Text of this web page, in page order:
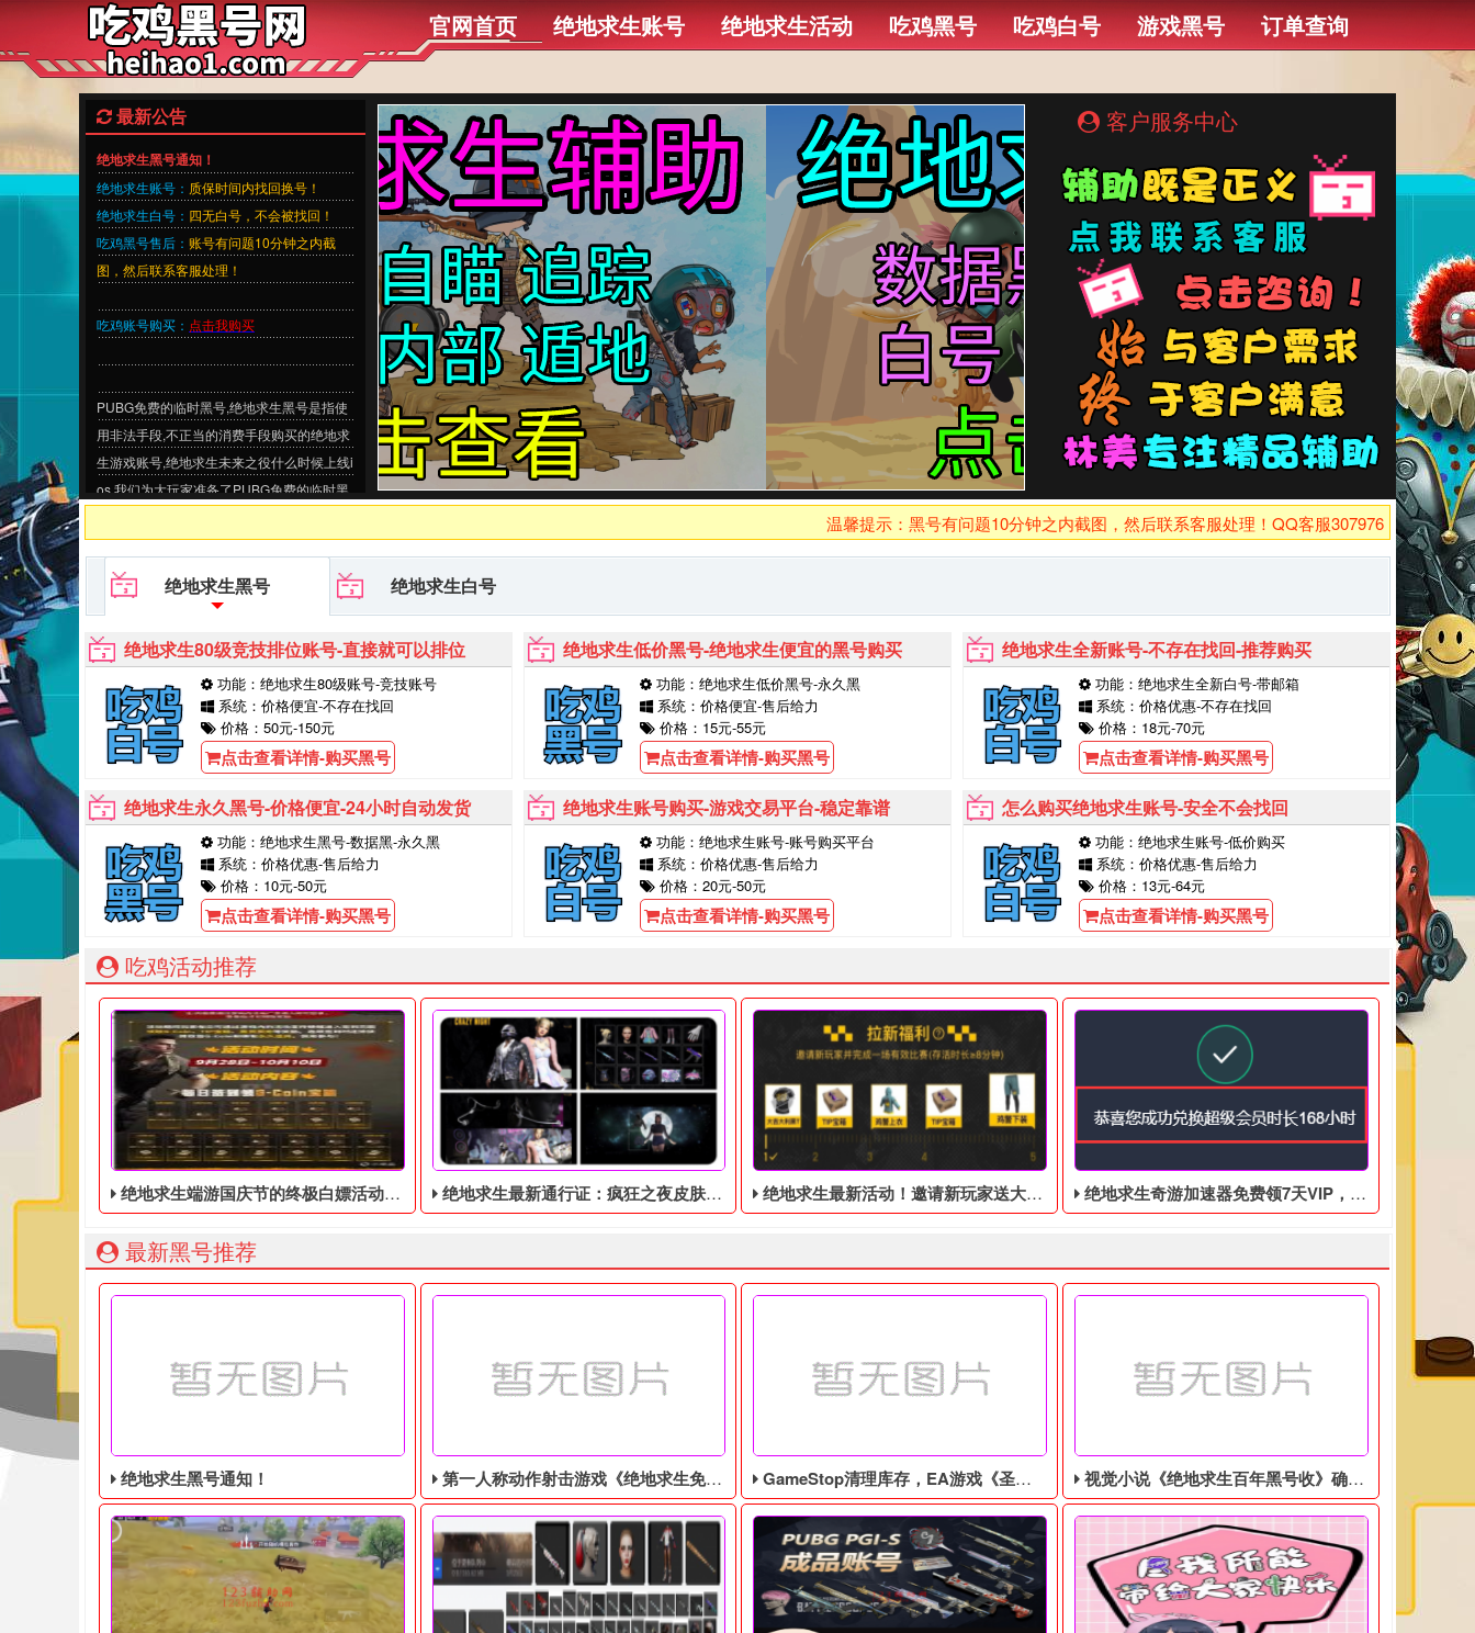
官网首页 绝地求生账号 绝地求生活动 吃鸡黑号 吃鸡白号 游戏黑号 订单查询
最新公告
绝地求生黑号通知！
绝地求生账号： 质保时间内找回换号！
绝地求生白号： 四无白号，不会被找回！
吃鸡黑号售后： 账号有问题10分钟之内截
图，然后联系客服处理！
吃鸡账号购买： 点击我购买
PUBG免费的临时黑号,绝地求生黑号是指使
用非法手段,不正当的消费手段购买的绝地求
生游戏账号,绝地求生未来之役什么时候上线i
os,我们为大玩家准备了PUBG免费的临时黑
客户服务中心
温馨提示：黑号有问题10分钟之内截图，然后联系客服处理！QQ客服3079762926！
绝地求生黑号 绝地求生白号
绝地求生80级竞技排位账号-直接就可以排位
功能：绝地求生80级账号-竞技账号
系统：价格便宜-不存在找回
价格：50元-150元
点击查看详情-购买黑号
绝地求生低价黑号-绝地求生便宜的黑号购买
功能：绝地求生低价黑号-永久黑
系统：价格便宜-售后给力
价格：15元-55元
点击查看详情-购买黑号
绝地求生全新账号-不存在找回-推荐购买
功能：绝地求生全新白号-带邮箱
系统：价格优惠-不存在找回
价格：18元-70元
点击查看详情-购买黑号
绝地求生永久黑号-价格便宜-24小时自动发货
功能：绝地求生黑号-数据黑-永久黑
系统：价格优惠-售后给力
价格：10元-50元
点击查看详情-购买黑号
绝地求生账号购买-游戏交易平台-稳定靠谱
功能：绝地求生账号-账号购买平台
系统：价格优惠-售后给力
价格：20元-50元
点击查看详情-购买黑号
怎么购买绝地求生账号-安全不会找回
功能：绝地求生账号-低价购买
系统：价格优惠-售后给力
价格：13元-64元
点击查看详情-购买黑号
吃鸡活动推荐
绝地求生端游国庆节的终极白嫖活动，活动的时间是9月28号到10月10号 绝地求生最新通行证：疯狂之夜皮肤暴露！将于9月8日推出！ 绝地求生最新活动！邀请新玩家送大吉大利黑T！ 绝地求生奇游加速器免费领7天VIP，合计168小时
最新黑号推荐
绝地求生黑号通知！ 第一人称动作射击游戏《绝地求生免费辅助》今日登陆主机平台 GameStop清理库存，EA游戏《圣歌》以1美分售出 视觉小说《绝地求生百年黑号收》确认登陆Switch，特别版售价9350日元